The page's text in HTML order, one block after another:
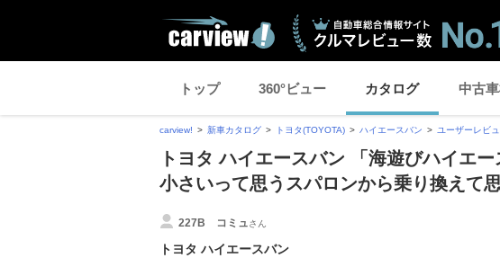
トップ 360°ビュー カタログ 中古
carview! 新車カタログ トヨタ(TOYOTA) ハイエースバン ユーザーレビ
トヨタ ハイエースバン 「海遊びハイエ
小さいって思うスパロンから乗り換えて
227B コミュさん
トヨタ ハイエースバン